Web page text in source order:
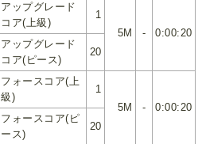
アップグレード
コア(上級)
1
5M
-
0:00:20
アップグレード
コア(ピース)
20
フォースコア(上
級)
1
5M
-
0:00:20
フォースコア(ピ
ース)
20